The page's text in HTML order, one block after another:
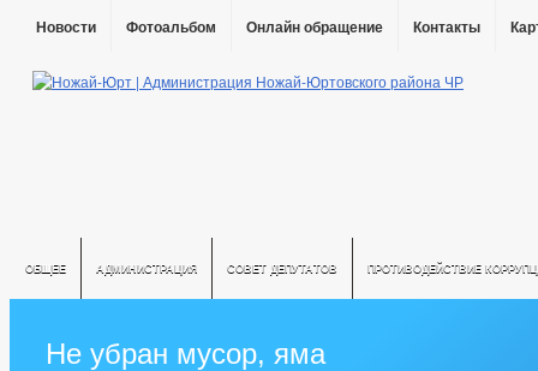
Новости Фотоальбом Онлайн обращение Контакты
ОБЩЕЕ АДМИНИСТРАЦИЯ СОВЕТ ДЕПУТАТОВ ПРОТИВОДЕЙСТВИЕ
Не убран мусор, яма